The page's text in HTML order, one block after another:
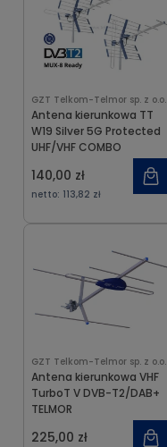
GZT Telkom-Telmor sp. z o.o.
Antena kierunkowa TT
W19 Silver 5G Protected
UHF/VHF COMBO
140,00 zł
netto: 113,82 zł
GZT Telkom-Telmor sp. z o.o.
Antena kierunkowa VHF
TurboT V DVB-T2/DAB+
TELMOR
225,00 zł